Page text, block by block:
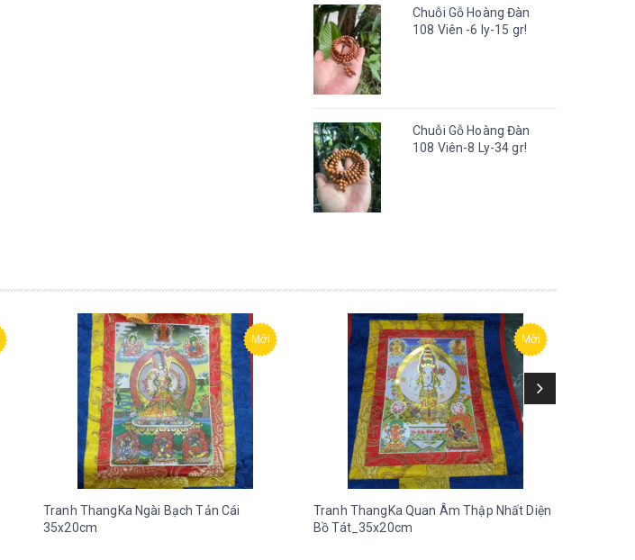
Chuỗi Gỗ Hoàng Đàn
108 Viên -6 ly-15 gr!
Chuỗi Gỗ Hoàng Đàn
108 Viên-8 Ly-34 gr!
Mới
Tranh ThangKa Ngài Bạch Tản Cái
35x20cm
Mới
Tranh ThangKa Quan Âm Thập Nhất Diện
Bồ Tát_35x20cm